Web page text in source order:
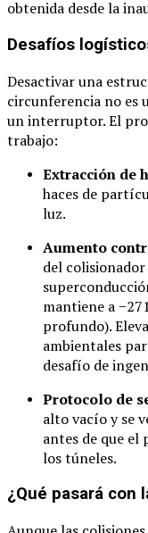
obtenida desde la
Desafíos
Desactivar una
circunferencia no es
un interruptor. El
trabajo:
Extracción de
haces de
luz.
Aumento
del
mantiene a−271
profundo).
ambientales
desafío de
Protocolo de
alto vacío y se
antes de que el
los túneles.
¿Qué pasará con